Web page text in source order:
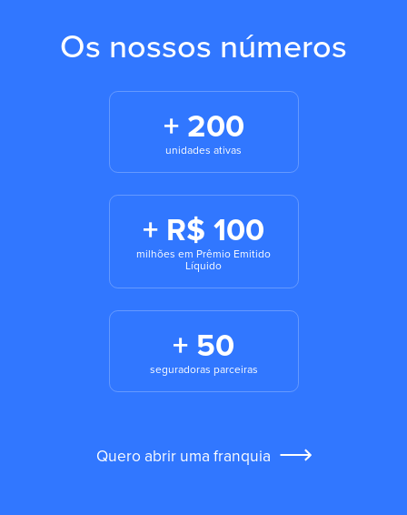
Os nossos números
+ 200
unidades ativas
+ R$ 100
milhões em Prêmio Emitido
Líquido
+ 50
seguradoras parceiras
Quero abrir uma franquia